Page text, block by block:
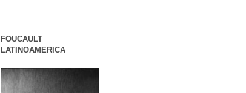
FOUCAULT
LATINOAMERICA